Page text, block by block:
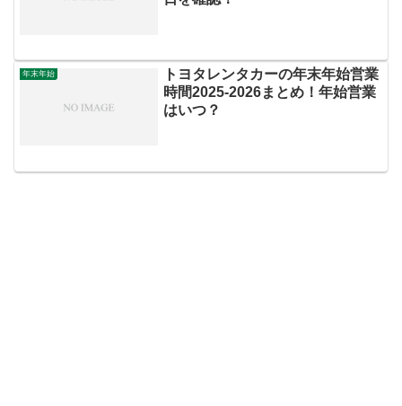
年末年始
トヨタレンタカーの年末年始営業
時間2025‐2026まとめ！年始営業
はいつ？